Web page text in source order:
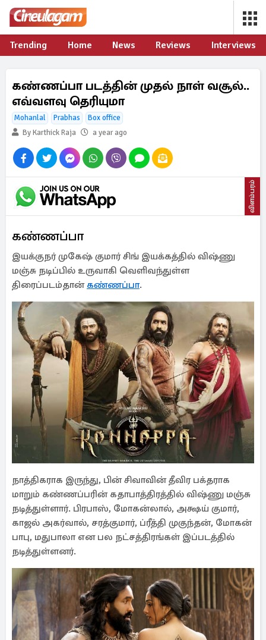
Trending Home News Reviews Interviews
கண்ணப்பா படத்தின் முதல் நாள் வசூல்..
எவ்வளவு தெரியுமா
Mohanlal Prabhas
Box office
By Karthick Raja
a year ago
விளம்பரம்
கண்ணப்பா
இயக்குநர் முகேஷ் குமார் சிங் இயக்கத்தில் விஷ்ணு
மஞ்சு நடிப்பில் உருவாகி வெளிவந்துள்ள
திரைப்படம்தான் கண்ணப்பா.
நாத்திகராக இருந்து, பின் சிவாவின் தீவிர பக்தராக
மாறும் கண்ணப்பரின் கதாபாத்திரத்தில் விஷ்ணு மஞ்சு
நடித்துள்ளார். பிரபாஸ், மோகன்லால், அக்ஷய் குமார்,
காஜல் அகர்வால், சரத்குமார், ப்ரீத்தி முகுந்தன், மோகன்
பாபு, மதுபாலா என பல நட்சத்திரங்கள் இப்படத்தில்
நடித்துள்ளனர்.